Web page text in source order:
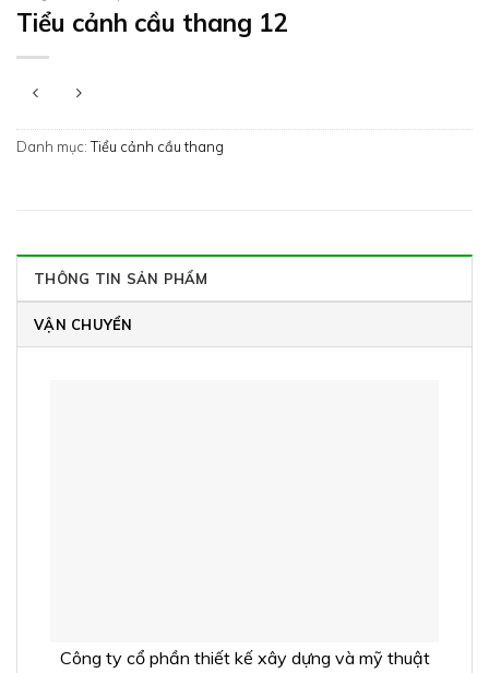
Tiểu cảnh cầu thang 12
Danh mục:Tiểu cảnh cầu thang
THÔNG TIN SẢN PHẨM
VẬN CHUYỂN
Công ty cổ phần thiết kế xây dựng và mỹ thuật